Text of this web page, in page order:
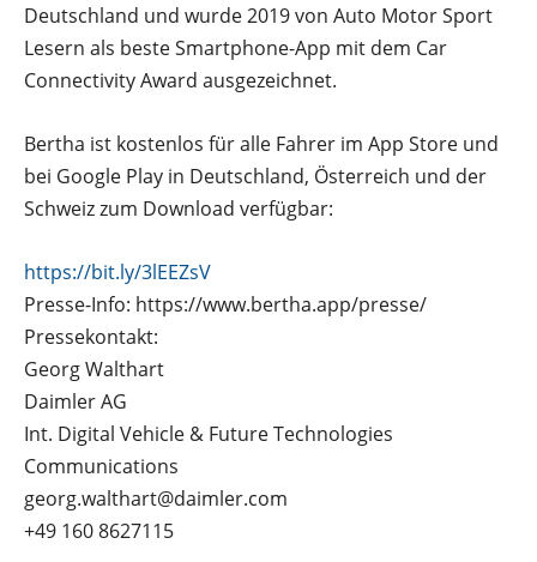
Deutschland und wurde 2019 von Auto Motor Sport
Lesern als beste Smartphone-App mit dem Car
Connectivity Award ausgezeichnet.
Bertha ist kostenlos für alle Fahrer im App Store und
bei Google Play in Deutschland, Österreich und der
Schweiz zum Download verfügbar:
https://bit.ly/3lEEZsV
Presse-Info: https://www.bertha.app/presse/
Pressekontakt:
Georg Walthart
Daimler AG
Int. Digital Vehicle & Future Technologies
Communications
georg.walthart@daimler.com
+49 160 8627115